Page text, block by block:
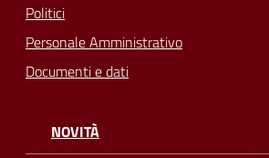
Politici
Personale Amministrativo
Documenti e dati
NOVITÀ